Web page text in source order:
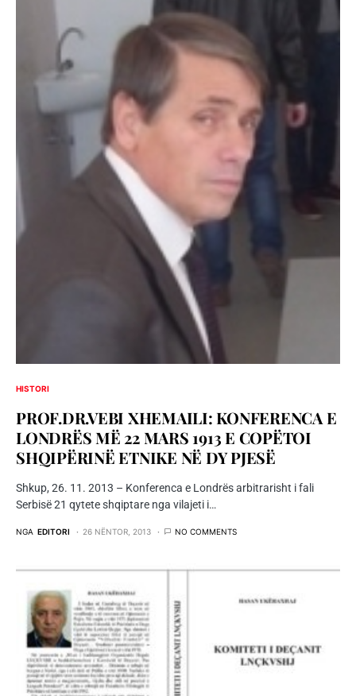
HISTORI
PROF.DR.VEBI XHEMAILI: KONFERENCA E
LONDRËS MË 22 MARS 1913 E COPËTOI
SHQIPËRINË ETNIKE NË DY PJESË
Shkup, 26. 11. 2013 – Konferenca e Londrës arbitrarisht i fali
Serbisë 21 qytete shqiptare nga vilajeti i…
NGA EDITORI 26 NËNTOR, 2013 NO COMMENTS